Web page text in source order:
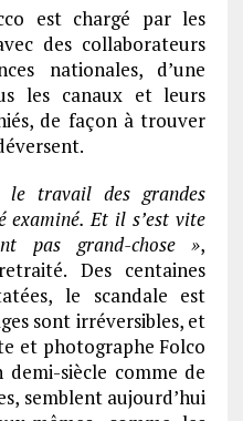
est chargé par les
des collaborateurs
nationales, d’une
les canaux et leurs
de façon à trouver
le travail des grandes
examiné. Et il s’est vite
pas grand-chose »,
Des centaines
le scandale est
sont irréversibles, et
et photographe Folco
siècle comme de
semblent aujourd’hui